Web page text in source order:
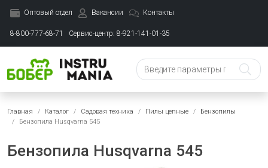
Оптовый отдел Вакансии Контакты
8-800-777-68-71 Сервис-центр: 8-921-141-01-35
Главная Каталог Садовая техника Пилы цепные
Бензопилы
Бензопила Husqvarna 545
Бензопила Husqvarna 545